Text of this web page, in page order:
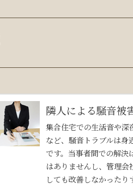
隣人による騒音被
集合住宅での生活音や深
など、騒音トラブルは身
です。当事者間での解決
はありませんし、管理会
しても改善しなかったり